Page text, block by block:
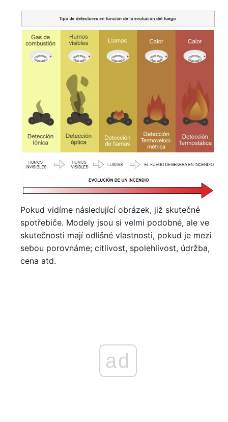
Pokud vidíme následující obrázek, již skutečné
spotřebiče. Modely jsou si velmi podobné, ale ve
skutečnosti mají odlišné vlastnosti, pokud je mezi
sebou porovnáme; citlivost, spolehlivost, údržba,
cena atd.
ad